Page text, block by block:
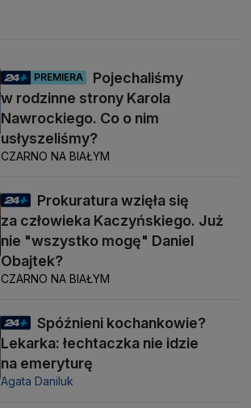
PREMIERA
Pojechaliśmy
w rodzinne strony Karola
Nawrockiego. Co o nim
usłyszeliśmy?
CZARNO NA BIAŁYM
Prokuratura wzięła się
za człowieka Kaczyńskiego. Już
nie "wszystko mogę" Daniel
Obajtek?
CZARNO NA BIAŁYM
Spóźnieni kochankowie?
Lekarka: łechtaczka nie idzie
na emeryturę
Agata Daniluk